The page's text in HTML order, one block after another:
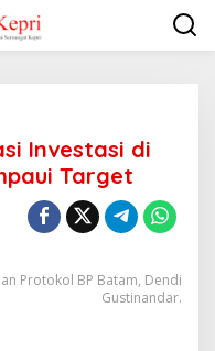
Investasi di
Target
Protokol BP Batam, Dendi
Gustinandar.